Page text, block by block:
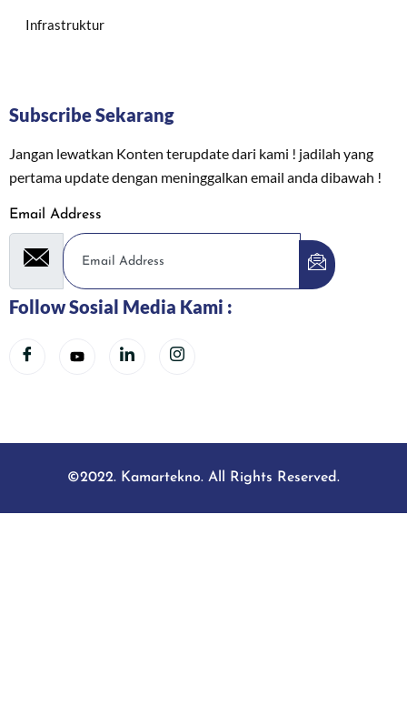
Infrastruktur
Subscribe Sekarang
Jangan lewatkan Konten terupdate dari kami ! jadilah yang
pertama update dengan meninggalkan email anda dibawah !
Email Address
Follow Sosial Media Kami :
©2022. Kamartekno. All Rights Reserved.